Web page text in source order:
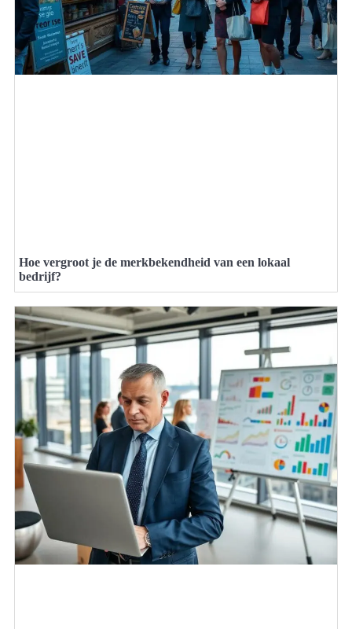
Hoe vergroot je de merkbekendheid van een lokaal
bedrijf?